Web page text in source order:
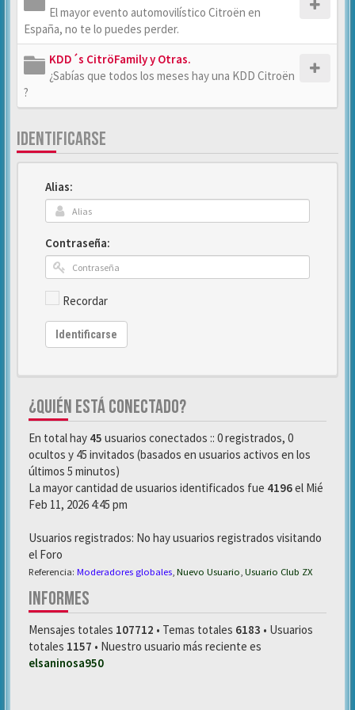
El mayor evento automovilístico Citroën en
España, no te lo puedes perder.
KDD´s CitröFamily y Otras.
¿Sabías que todos los meses hay una KDD Citroën
?
IDENTIFICARSE
Alias:
Contraseña:
Recordar
Identificarse
¿QUIÉN ESTÁ CONECTADO?
En total hay 45 usuarios conectados :: 0 registrados, 0
ocultos y 45 invitados (basados en usuarios activos en los
últimos 5 minutos)
La mayor cantidad de usuarios identificados fue 4196el Mié
Feb 11, 2026 4:45 pm
Usuarios registrados: No hay usuarios registrados visitando
el Foro
Referencia: Moderadores globales Nuevo Usuario Usuario Club ZX
INFORMES
Mensajes totales 107712 • Temas totales 6183 • Usuarios
totales 1157 • Nuestro usuario más reciente es
elsaninosa950